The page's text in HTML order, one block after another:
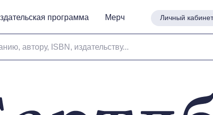
Личный кабинет
автору, ISBN, издательству...
программа Мерч Личный кабинет
программа Мерч